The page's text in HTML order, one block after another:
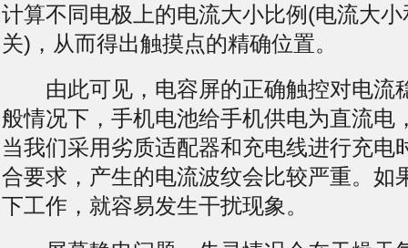
计算不同电极上的电流大小比例(电流大
关)，从而得出触摸点的精确位置。
由此可见，电容屏的正确触控对电流
般情况下，手机电池给手机供电为直流电
当我们采用劣质适配器和充电线进行充电
合要求，产生的电流波纹会比较严重。如
下工作，就容易发生干扰现象。